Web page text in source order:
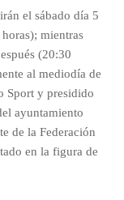
el sábado día 5
mientras
(20:30
al mediodía de
Sport y presidido
ayuntamiento
de la Federación
en la figura de